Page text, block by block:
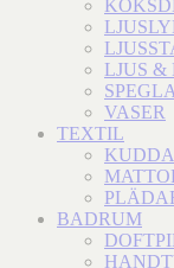
LJUS &
VASER
TEXTIL
BADRUM